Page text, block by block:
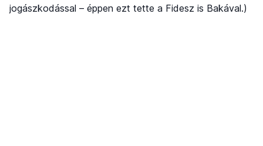
jogászkodással – éppen ezt tette a Fidesz is Bakával.)